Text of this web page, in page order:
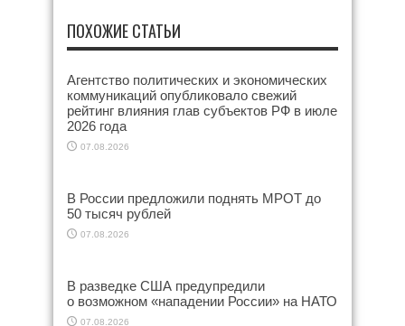
ПОХОЖИЕ СТАТЬИ
Агентство политических и экономических
коммуникаций опубликовало свежий
рейтинг влияния глав субъектов РФ в июле
2026 года
07.08.2026
В России предложили поднять МРОТ до
50 тысяч рублей
07.08.2026
В разведке США предупредили
о возможном «нападении России» на НАТО
07.08.2026